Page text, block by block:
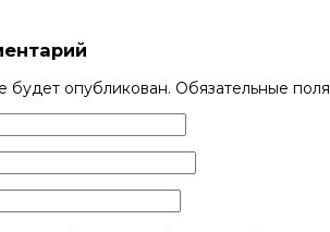
будет опубликован. Обязательные